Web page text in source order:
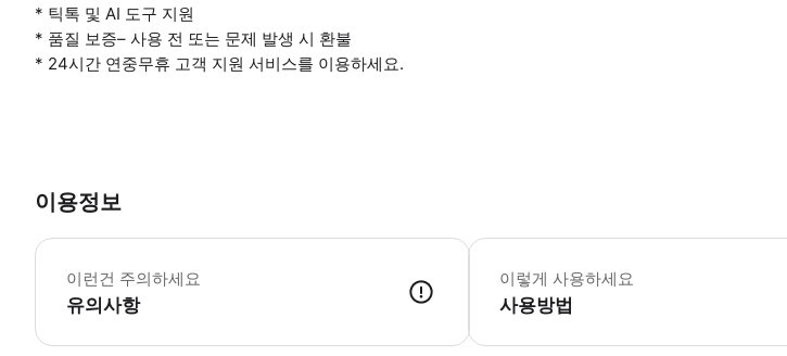
* 틱톡 및 AI 도구 지원
* 품질 보증– 사용 전 또는 문제 발생 시 환불
* 24시간 연중무휴 고객 지원 서비스를 이용하세요.
이용정보
이런건 주의하세요
유의사항
- 사용 유의사항 * 연결 문제가 발생하면 다음 단
이렇게 사용하세요
사용방법